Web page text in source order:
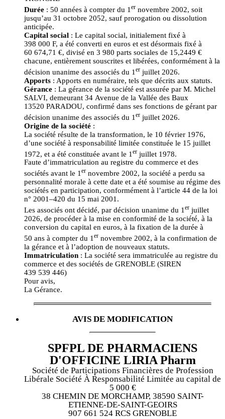
Durée : 50 années à compter du 1 er novembre 2002, soit
jusqu’au 31 octobre 2052, sauf prorogation ou dissolution
anticipée.
Capital social : Le capital social, initialement fixé à
398 000 F, a été converti en euros et est désormais fixé à
60 674,71 €, divisé en 3 980 parts sociales de 15,2449 €
chacune, entièrement souscrites et libérées, conformément à la
décision unanime des associés du 1 er juillet 2026.
Apports : Apports en numéraire, tels que décrits aux statuts.
Gérance : La gérance de la société est assurée par M. Michel
SALVI, demeurant 34 Avenue de la Vallée des Baux
13520 PARADOU, confirmé dans ses fonctions de gérant par
décision unanime des associés du 1 er juillet 2026.
Origine de la société :
La société résulte de la transformation, le 10 février 1976,
d’une société à responsabilité limitée constituée le 15 juillet
1972, et a été constituée avant le 1 er juillet 1978.
Faute d’immatriculation au registre du commerce et des
sociétés avant le 1er novembre 2002, la société a perdu sa
personnalité morale à cette date et a été soumise au régime des
sociétés en participation, conformément à l’article 44 de la loi
n° 2001–420 du 15 mai 2001.
Les associés ont décidé, par décision unanime du 1er juillet
2026, de procéder à la mise en conformité de la société, à la
conversion du capital en euros, à la fixation de la durée à
50 ans à compter du 1 er novembre 2002, à la confirmation de
la gérance et à l’adoption de nouveaux statuts.
Immatriculation : La société sera immatriculée au registre du
commerce et des sociétés de GRENOBLE (SIREN
439 539 446)
Pour avis,
La Gérance.
AVIS DE MODIFICATION
SPFPL DE PHARMACIENS
D'OFFICINE LIRIA Pharm
Société de Participations Financières de Profession
Libérale Société À Responsabilité Limitée au capital de
5 000 €
38 CHEMIN DE MORCHAMP, 38590 SAINT-
ETIENNE-DE-SAINT-GEOIRS
907 661 524 RCS GRENOBLE